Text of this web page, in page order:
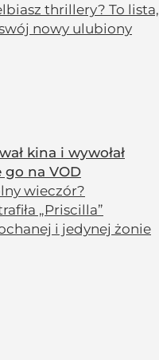
thrillery? To lista,
nowy ulubiony
kina i wywołał
na VOD
wieczór?
„Priscilla”
i jedynej żonie